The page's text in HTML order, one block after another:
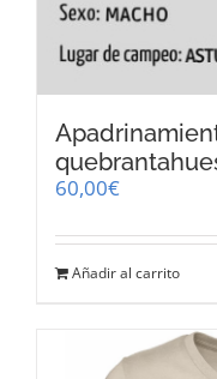
60,00€
Añadir al carrito